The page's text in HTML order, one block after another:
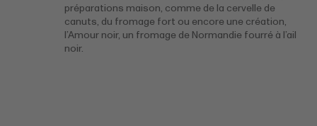
préparations maison, comme de la cervelle de
canuts, du fromage fort ou encore une création,
l’Amour noir, un fromage de Normandie fourré à l’ail
noir.